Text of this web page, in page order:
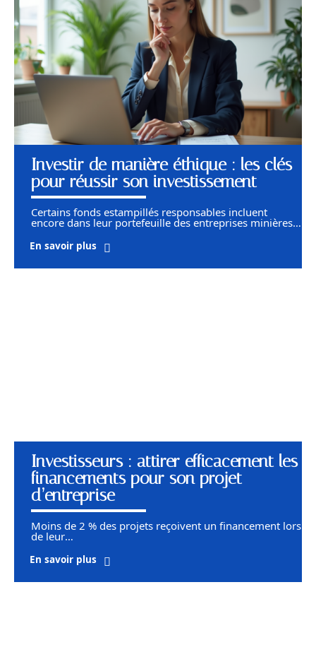
Investir de manière éthique : les clés
pour réussir son investissement
Certains fonds estampillés responsables incluent
encore dans leur portefeuille des entreprises minières…
En savoir plus
Investisseurs : attirer efficacement les
financements pour son projet
d’entreprise
Moins de 2 % des projets reçoivent un financement lors
de leur…
En savoir plus